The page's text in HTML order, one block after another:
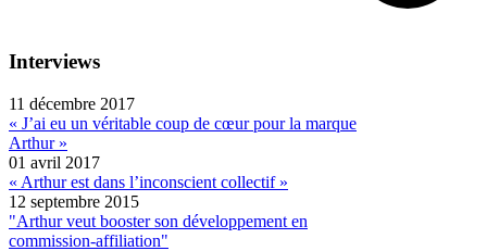
Interviews
11 décembre 2017
« J’ai eu un véritable coup de cœur pour la marque
Arthur »
01 avril 2017
« Arthur est dans l’inconscient collectif »
12 septembre 2015
"Arthur veut booster son développement en
commission-affiliation"